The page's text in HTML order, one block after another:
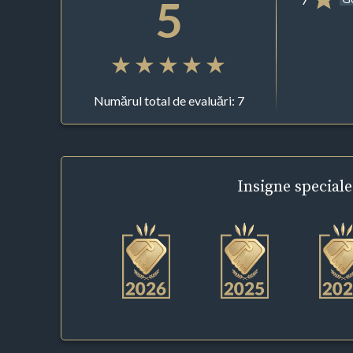
5
Numărul total de evaluări: 7
Insigne speciale